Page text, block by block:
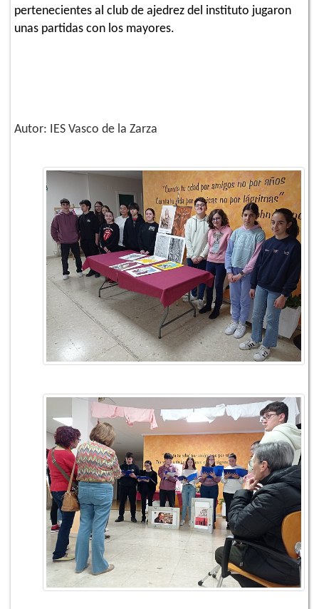
pertenecientes al club de ajedrez del instituto jugaron
unas partidas con los mayores.
Autor: IES Vasco de la Zarza